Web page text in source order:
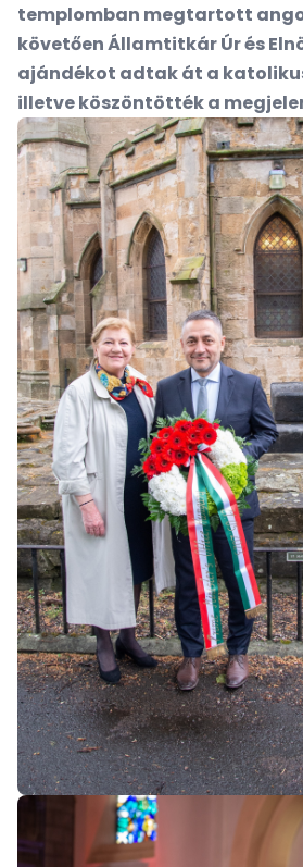
templomban megtartott
követően Államtitkár Úr és
ajándékot adtak át a
illetve köszöntötték a